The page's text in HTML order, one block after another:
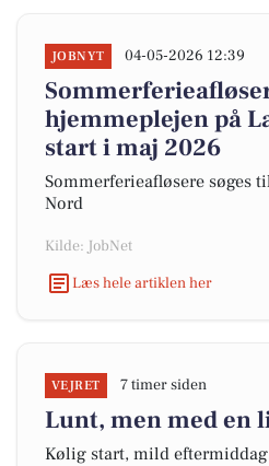
JOBNYT 04-05-2026 12:39
hjemmeplejen på
start i maj 2026
Sommerferieafløsere søges
Nord
Kilde: JobNet
Læs hele artiklen her
VEJRET 7 timer siden
Lunt, men med en
Kølig start, mild